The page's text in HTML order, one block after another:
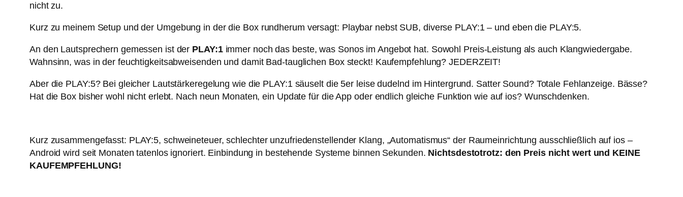
nicht zu.
Kurz zu meinem Setup und der Umgebung in der die Box rundherum versagt: Playbar nebst SUB, diverse PLAY:1 – und eben die PLAY:5.
An den Lautsprechern gemessen ist der PLAY:1immer noch das beste, was Sonos im Angebot hat. Sowohl Preis-Leistung als auch Klangwiedergabe.
Wahnsinn, was in der feuchtigkeitsabweisenden und damit Bad-tauglichen Box steckt! Kaufempfehlung? JEDERZEIT!
Aber die PLAY:5? Bei gleicher Lautstärkeregelung wie die PLAY:1 säuselt die 5er leise dudelnd im Hintergrund. Satter Sound? Totale Fehlanzeige. Bässe?
Hat die Box bisher wohl nicht erlebt. Nach neun Monaten, ein Update für die App oder endlich gleiche Funktion wie auf ios? Wunschdenken.
Kurz zusammengefasst: PLAY:5, schweineteuer, schlechter unzufriedenstellender Klang, „Automatismus“ der Raumeinrichtung ausschließlich auf ios –
Android wird seit Monaten tatenlos ignoriert. Einbindung in bestehende Systeme binnen Sekunden. Nichtsdestotrotz: den Preis nicht wert und KEINE
KAUFEMPFEHLUNG!